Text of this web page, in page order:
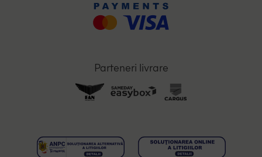
Parteneri livrare